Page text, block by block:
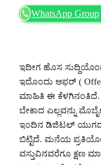
WhatsApp Group
ಇದೀಗ ಹೊಸ
ಇದೊಂದು ಆಫರ್ (
ಮಾಹಿತಿ ಈ ಕೆಳಗಿನಂತಿದೆ.
ಬೇಕಾದ ಎಲ್ಲವನ್ನು
ಇಂದಿನ ಡಿಜಿಟಲ್
ಬಿಟ್ಟಿದೆ. ಮನೆಯ
ವಸ್ತುವಿನವರೆಗೂ ಕ್ಷಣ